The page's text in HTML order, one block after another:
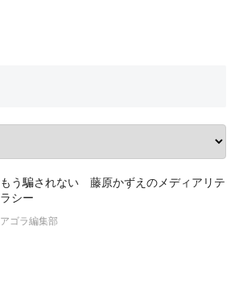
もう騙されない 藤原かずえのメディアリテ
ラシー
アゴラ編集部